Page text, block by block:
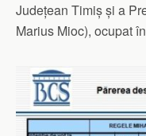
Județean Timiș și a
Marius Mioc), ocupat